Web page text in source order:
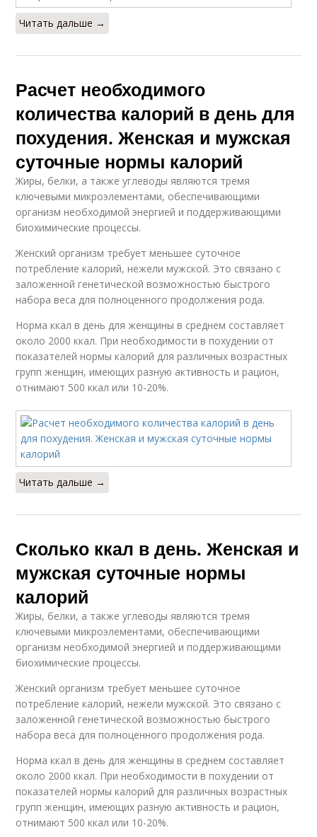
Читать дальше →
Расчет необходимого
количества калорий в день для
похудения. Женская и мужская
суточные нормы калорий
Жиры, белки, а также углеводы являются тремя
ключевыми микроэлементами, обеспечивающими
организм необходимой энергией и поддерживающими
биохимические процессы.
Женский организм требует меньшее суточное
потребление калорий, нежели мужской. Это связано с
заложенной генетической возможностью быстрого
набора веса для полноценного продолжения рода.
Норма ккал в день для женщины в среднем составляет
около 2000 ккал. При необходимости в похудении от
показателей нормы калорий для различных возрастных
групп женщин, имеющих разную активность и рацион,
отнимают 500 ккал или 10-20%.
Читать дальше →
Сколько ккал в день. Женская и
мужская суточные нормы
калорий
Жиры, белки, а также углеводы являются тремя
ключевыми микроэлементами, обеспечивающими
организм необходимой энергией и поддерживающими
биохимические процессы.
Женский организм требует меньшее суточное
потребление калорий, нежели мужской. Это связано с
заложенной генетической возможностью быстрого
набора веса для полноценного продолжения рода.
Норма ккал в день для женщины в среднем составляет
около 2000 ккал. При необходимости в похудении от
показателей нормы калорий для различных возрастных
групп женщин, имеющих разную активность и рацион,
отнимают 500 ккал или 10-20%.